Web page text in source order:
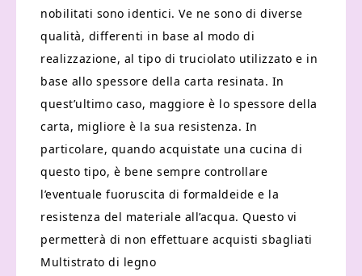
nobilitati sono identici. Ve ne sono di diverse
qualità, differenti in base al modo di
realizzazione, al tipo di truciolato utilizzato e in
base allo spessore della carta resinata. In
quest’ultimo caso, maggiore è lo spessore della
carta, migliore è la sua resistenza. In
particolare, quando acquistate una cucina di
questo tipo, è bene sempre controllare
l’eventuale fuoruscita di formaldeide e la
resistenza del materiale all’acqua. Questo vi
permetterà di non effettuare acquisti sbagliati
Multistrato di legno